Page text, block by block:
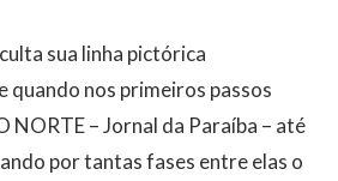
sua linha pictórica
quando nos primeiros passos
NORTE – Jornal da Paraíba – até
por tantas fases entre elas o